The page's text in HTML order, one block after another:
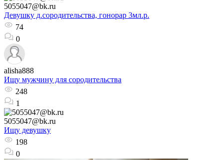
5055047@bk.ru
Девушку д.сородительства, гонорар 3мл.р.
74
0
alisha888
Ищу мужчину для сородительства
248
1
5055047@bk.ru
Ищу девушку
198
0